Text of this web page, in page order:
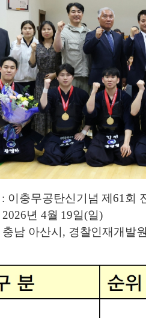
: 이충무공탄신기념 제61회
2026년 4월 19일(일)
충남 아산시 , 경찰인재개발